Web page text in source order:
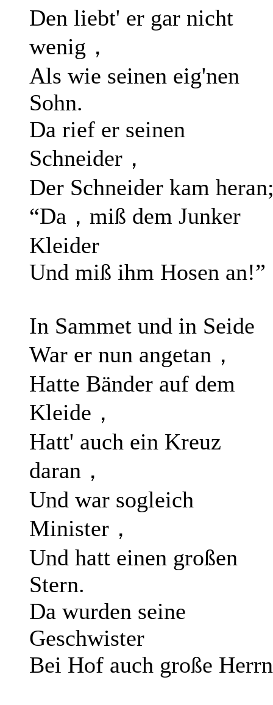
Den liebt' er gar nicht
wenig，
Als wie seinen eig'nen
Sohn.
Da rief er seinen
Schneider，
Der Schneider kam
“Da，miß dem Junker
Kleider
Und miß ihm Hosen an!”
In Sammet und in Seide
War er nun angetan，
Hatte Bänder auf dem
Kleide，
Hatt' auch ein Kreuz
daran，
Und war sogleich
Minister，
Und hatt einen großen
Stern.
Da wurden seine
Geschwister
Bei Hof auch große